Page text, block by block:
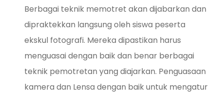
Berbagai teknik memotret akan dijabarkan dan
dipraktekkan langsung oleh siswa peserta
ekskul fotografi. Mereka dipastikan harus
menguasai dengan baik dan benar berbagai
teknik pemotretan yang diajarkan. Penguasaan
kamera dan Lensa dengan baik untuk mengatur